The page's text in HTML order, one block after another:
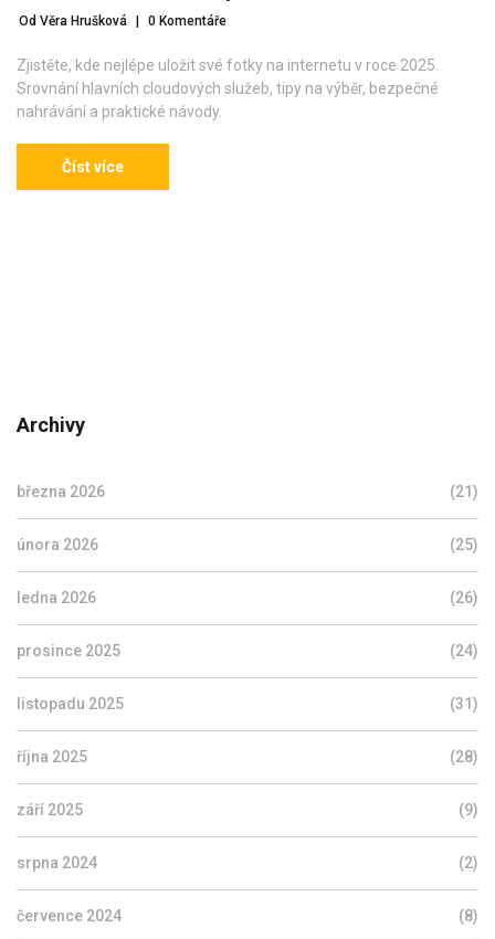
Od Věra Hrušková 0 Komentáře
Zjistěte, kde nejlépe uložit své fotky na internetu v roce 2025.
Srovnání hlavních cloudových služeb, tipy na výběr, bezpečné
nahrávání a praktické návody.
Číst více
Archivy
března 2026 (21)
února 2026 (25)
ledna 2026 (26)
prosince 2025 (24)
listopadu 2025 (31)
října 2025 (28)
září 2025 (9)
srpna 2024 (2)
července 2024 (8)